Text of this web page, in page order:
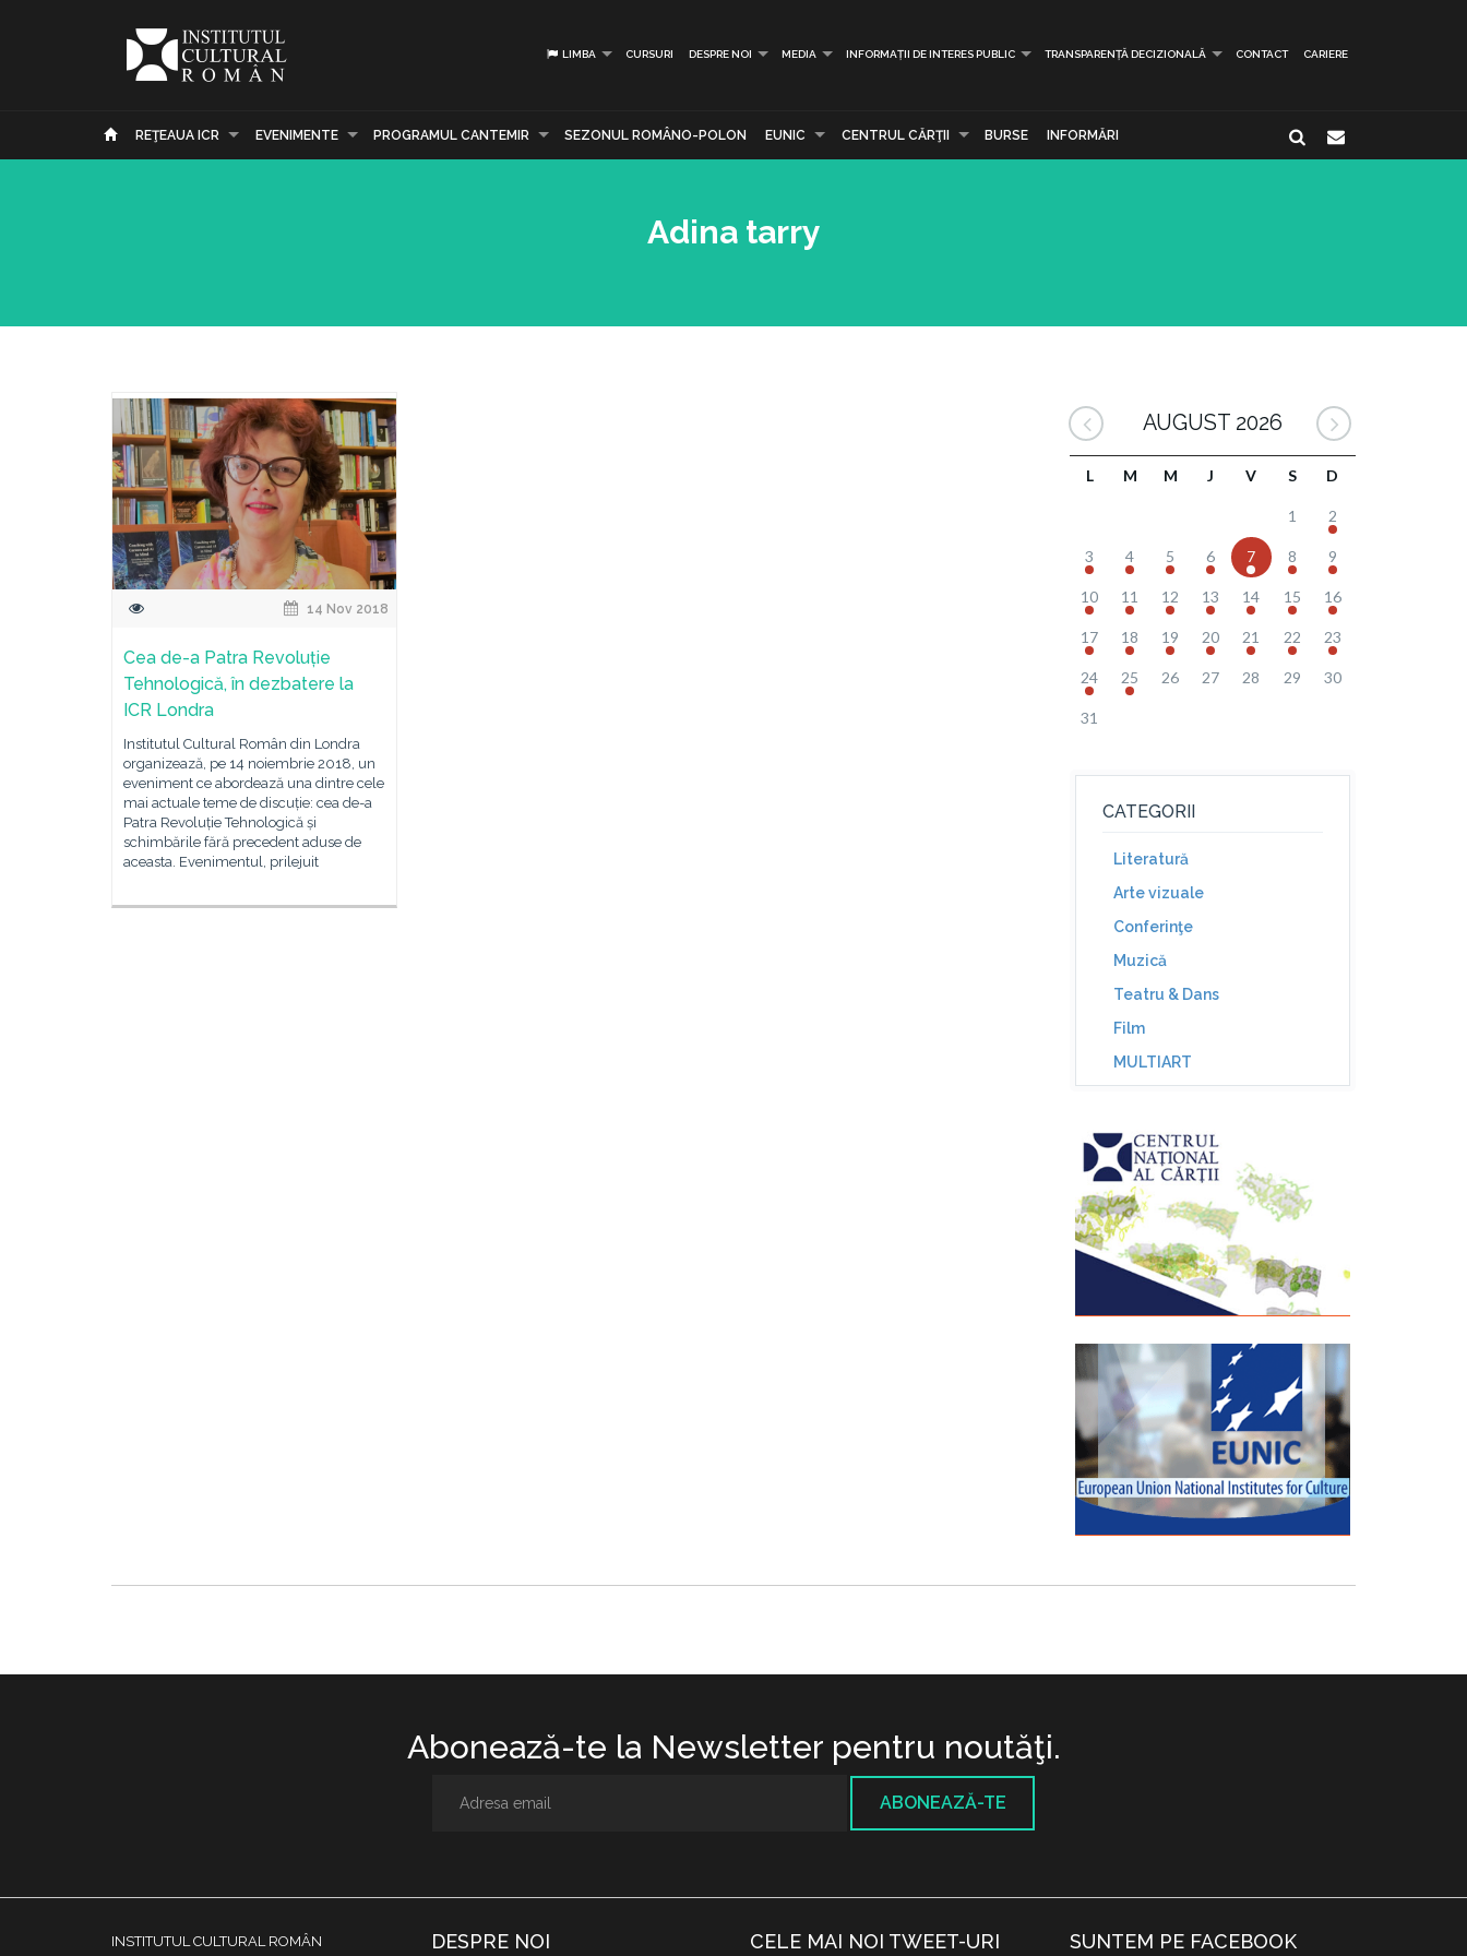
LIMBA CURSURI DESPRE NOI MEDIA INFORMAȚII DE INTERES PUBLIC TRANSPARENȚĂ DECIZIONALĂ CONTACT CARIERE
REŢEAUA ICR EVENIMENTE PROGRAMUL CANTEMIR SEZONUL ROMÂNO-POLON EUNIC CENTRUL CĂRŢII BURSE INFORMĂRI
Adina tarry
14 Nov 2018
Cea de-a Patra Revoluție
Tehnologică, în dezbatere la
ICR Londra
Institutul Cultural Român din Londra
organizează, pe 14 noiembrie 2018, un
eveniment ce abordează una dintre cele
mai actuale teme de discuție: cea de-a
Patra Revoluție Tehnologică și
schimbările fără precedent aduse de
aceasta. Evenimentul, prilejuit
AUGUST 2026
L M M J V S D
1 2
3 4 5 6 7 8 9
10 11 12 13 14 15 16
17 18 19 20 21 22 23
24 25 26 27 28 29 30
31
CATEGORII
Literatură
Arte vizuale
Conferinţe
Muzică
Teatru & Dans
Film
MULTIART
Abonează-te la Newsletter pentru noutăţi.
ABONEAZĂ-TE
INSTITUTUL CULTURAL ROMÂN
DESPRE NOI CELE MAI NOI TWEET-URI SUNTEM PE FACEBOOK